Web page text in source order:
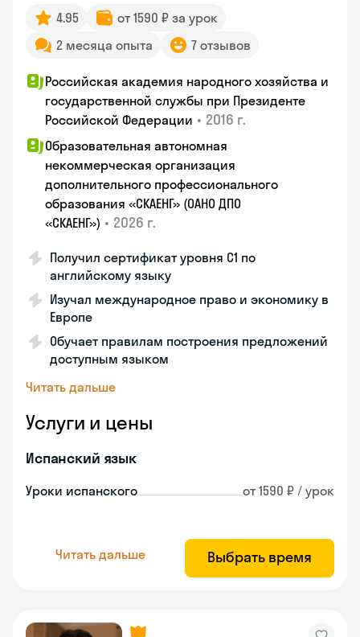
4.95
от 1590 ₽ за урок
2 месяца опыта
7 отзывов
Российская академия народного хозяйства и
государственной службы при Президенте
Российской Федерации • 2016 г.
Образовательная автономная
некоммерческая организация
дополнительного профессионального
образования «СКАЕНГ» (ОАНО ДПО
«СКАЕНГ») • 2026 г.
Получил сертификат уровня С1 по
английскому языку
Изучал международное право и экономику в
Европе
Обучает правилам построения предложений
доступным языком
Читать дальше
Услуги и цены
Испанский язык
Уроки испанского от 1590 ₽ / урок
Читать дальше Выбрать время